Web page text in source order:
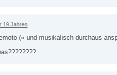
19 Jahren
(« und musikalisch durchaus